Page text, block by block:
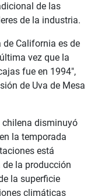
de las
de la industria.
California es de
vez que la
fue en 1994",
de Uva de Mesa
chilena disminuyó
la temporada
está
la producción
la superficie
climáticas